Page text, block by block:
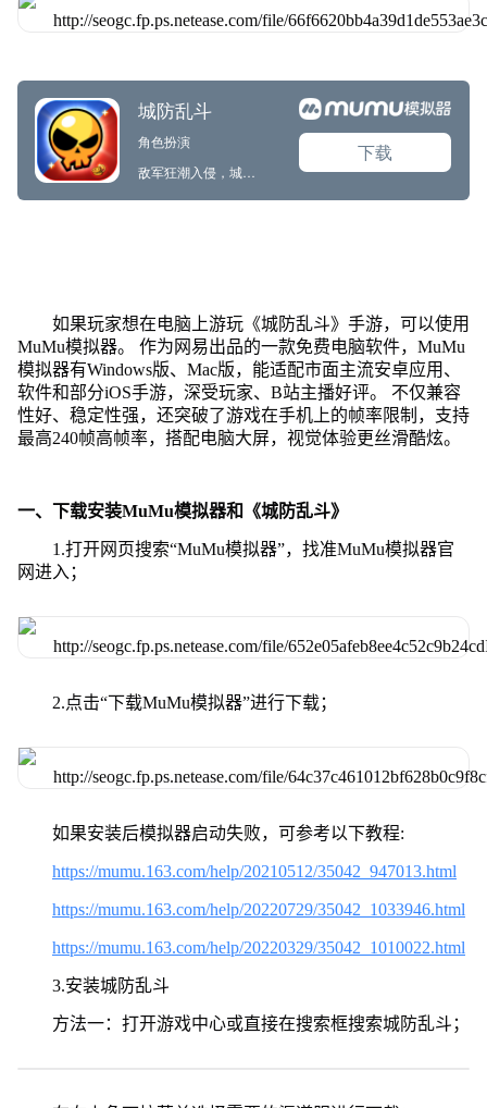
如果玩家想在电脑上游玩《城防乱斗》手游，可以使用
MuMu模拟器。 作为网易出品的一款免费电脑软件，MuMu
模拟器有Windows版、Mac版，能适配市面主流安卓应用、
软件和部分iOS手游，深受玩家、B站主播好评。 不仅兼容
性好、稳定性强，还突破了游戏在手机上的帧率限制，支持
最高240帧高帧率，搭配电脑大屏，视觉体验更丝滑酷炫。
一、下载安装MuMu模拟器和《城防乱斗》
1.打开网页搜索“MuMu模拟器”，找准MuMu模拟器官
网进入；
2.点击“下载MuMu模拟器”进行下载；
如果安装后模拟器启动失败，可参考以下教程:
https://mumu.163.com/help/20210512/35042_947013.html
https://mumu.163.com/help/20220729/35042_1033946.html
https://mumu.163.com/help/20220329/35042_1010022.html
3.安装城防乱斗
方法一：打开游戏中心或直接在搜索框搜索城防乱斗；